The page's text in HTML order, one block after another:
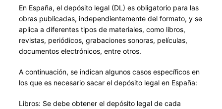
En España, el depósito legal (DL) es obligatorio para las
obras publicadas, independientemente del formato, y se
aplica a diferentes tipos de materiales, como libros,
revistas, periódicos, grabaciones sonoras, películas,
documentos electrónicos, entre otros.
A continuación, se indican algunos casos específicos en
los que es necesario sacar el depósito legal en España:
Libros: Se debe obtener el depósito legal de cada